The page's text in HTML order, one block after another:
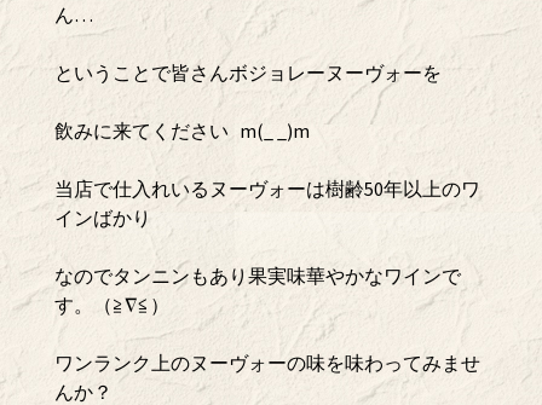
ん…
ということで皆さんボジョレーヌーヴォーを
飲みに来てください m(_ _)m
当店で仕入れいるヌーヴォーは樹齢50年以上のワ
インばかり
なのでタンニンもあり果実味華やかなワインで
す。（≧∇≦）
ワンランク上のヌーヴォーの味を味わってみませ
んか？